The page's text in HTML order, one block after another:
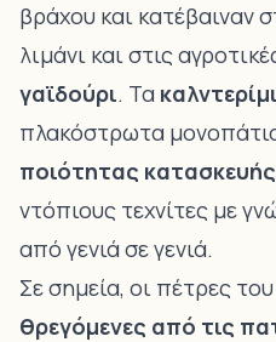
βράχου και κατέβαιναν
λιμάνι και στις
γαϊδούρι. Τα
πλακόστρωτα
ποιότητας κατασκευής
ντόπιους τεχνίτες με
από γενιά σε γενιά.
Σε σημεία, οι πέτρες
θρεγόμενες από τις